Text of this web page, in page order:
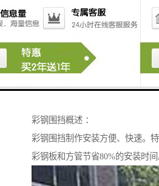
彩钢围挡概述 ：
彩钢围挡制作安装方便、快速。
彩钢板和方管节省80%的安装时间